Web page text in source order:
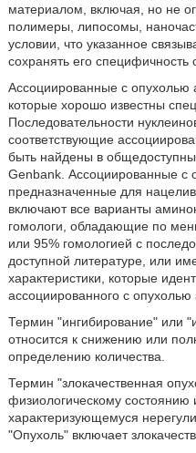
материалом, включая, но не
полимеры, липосомы,
условии, что указанное
сохранять его специфичность
Ассоциированные с опухолью
которые хорошо известны
Последовательности
соответствующие
быть найдены в
Genbank. Ассоциированные с
предназначенные для
включают все варианты
гомологи, обладающие по
или 95% гомологией с
доступной литературе, или
характеристики, которые
ассоциированного с опухолью
Термин "ингибирование" или
относится к снижению или
определению количества.
Термин "злокачественная
физиологическому состоянию
характеризующемуся
"Опухоль" включает